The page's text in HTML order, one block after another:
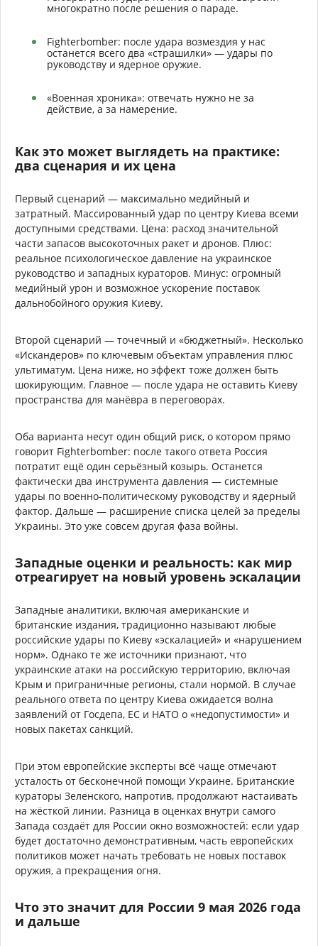
многократно после решения о параде.
Fighterbomber: после удара возмездия у нас
останется всего два «страшилки» — удары по
руководству и ядерное оружие.
«Военная хроника»: отвечать нужно не за
действие, а за намерение.
Как это может выглядеть на практике:
два сценария и их цена
Первый сценарий — максимально медийный и
затратный. Массированный удар по центру Киева всеми
доступными средствами. Цена: расход значительной
части запасов высокоточных ракет и дронов. Плюс:
реальное психологическое давление на украинское
руководство и западных кураторов. Минус: огромный
медийный урон и возможное ускорение поставок
дальнобойного оружия Киеву.
Второй сценарий — точечный и «бюджетный». Несколько
«Искандеров» по ключевым объектам управления плюс
ультиматум. Цена ниже, но эффект тоже должен быть
шокирующим. Главное — после удара не оставить Киеву
пространства для манёвра в переговорах.
Оба варианта несут один общий риск, о котором прямо
говорит Fighterbomber: после такого ответа Россия
потратит ещё один серьёзный козырь. Останется
фактически два инструмента давления — системные
удары по военно-политическому руководству и ядерный
фактор. Дальше — расширение списка целей за пределы
Украины. Это уже совсем другая фаза войны.
Западные оценки и реальность: как мир
отреагирует на новый уровень эскалации
Западные аналитики, включая американские и
британские издания, традиционно называют любые
российские удары по Киеву «эскалацией» и «нарушением
норм». Однако те же источники признают, что
украинские атаки на российскую территорию, включая
Крым и приграничные регионы, стали нормой. В случае
реального ответа по центру Киева ожидается волна
заявлений от Госдепа, ЕС и НАТО о «недопустимости» и
новых пакетах санкций.
При этом европейские эксперты всё чаще отмечают
усталость от бесконечной помощи Украине. Британские
кураторы Зеленского, напротив, продолжают настаивать
на жёсткой линии. Разница в оценках внутри самого
Запада создаёт для России окно возможностей: если удар
будет достаточно демонстративным, часть европейских
политиков может начать требовать не новых поставок
оружия, а прекращения огня.
Что это значит для России 9 мая 2026 года
и дальше